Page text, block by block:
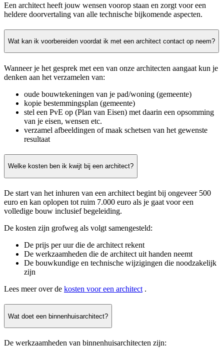
Een architect heeft jouw wensen voorop staan en zorgt voor een
heldere doorvertaling van alle technische bijkomende aspecten.
Wat kan ik voorbereiden voordat ik met een architect contact op neem?
Wanneer je het gesprek met een van onze architecten aangaat kun je
denken aan het verzamelen van:
oude bouwtekeningen van je pad/woning (gemeente)
kopie bestemmingsplan (gemeente)
stel een PvE op (Plan van Eisen) met daarin een opsomming
van je eisen, wensen etc.
verzamel afbeeldingen of maak schetsen van het gewenste
resultaat
Welke kosten ben ik kwijt bij een architect?
De start van het inhuren van een architect begint bij ongeveer 500
euro en kan oplopen tot ruim 7.000 euro als je gaat voor een
volledige bouw inclusief begeleiding.
De kosten zijn grofweg als volgt samengesteld:
De prijs per uur die de architect rekent
De werkzaamheden die de architect uit handen neemt
De bouwkundige en technische wijzigingen die noodzakelijk
zijn
Lees meer over de kosten voor een architect .
Wat doet een binnenhuisarchitect?
De werkzaamheden van binnenhuisarchitecten zijn: